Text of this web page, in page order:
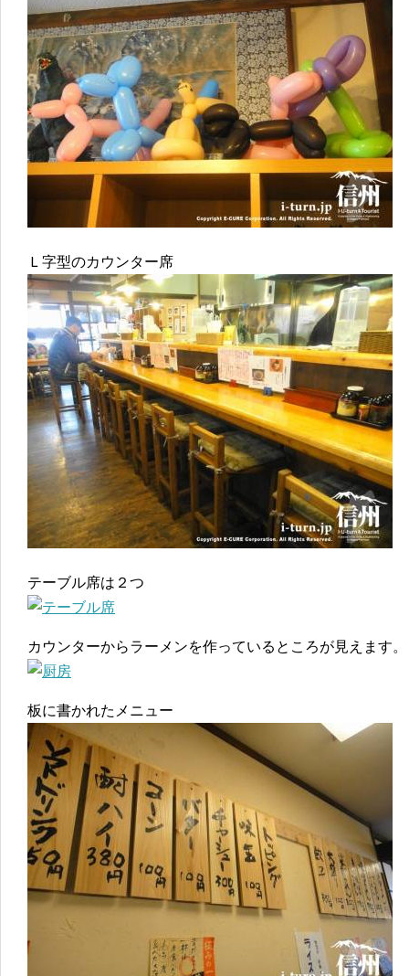
Ｌ字型のカウンター席
テーブル席は２つ
カウンターからラーメンを作っているところが見えます。
板に書かれたメニュー